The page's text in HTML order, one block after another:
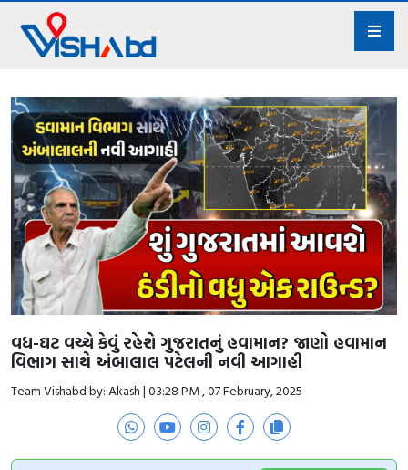
વધ-ઘટ વચ્ચે કેવું રહેશે ગુજરાતનું હવામાન? જાણો હવામાન
વિભાગ સાથે અંબાલાલ પટેલની નવી આગાહી
Team Vishabd by: Akash | 03:28 PM , 07 February, 2025